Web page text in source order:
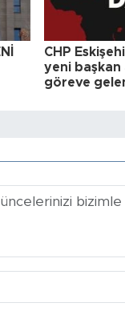
CHP
yeni başkan
göreve